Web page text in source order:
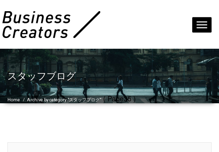
スタッフブログ
Home /Archive by category "スタッフブログ"( Page35 )